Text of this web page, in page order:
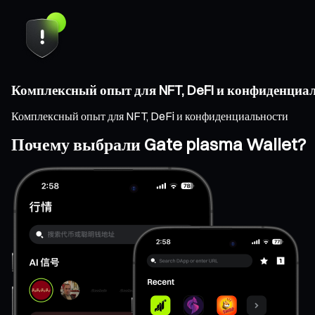
Комплексный опыт для NFT, DeFi и
Комплексный опыт для NFT, DeFi и конфиденциальности
Почему выбрали Gate plasma Wallet?